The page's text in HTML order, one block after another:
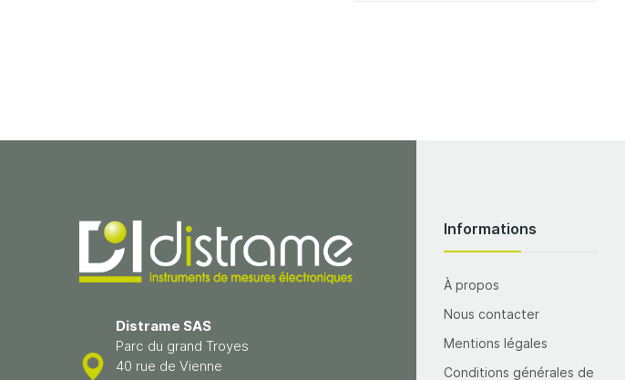
Distrame SAS
Parc du grand Troyes
40 rue de Vienne
Informations
À propos
Nous contacter
Mentions légales
Conditions générales de